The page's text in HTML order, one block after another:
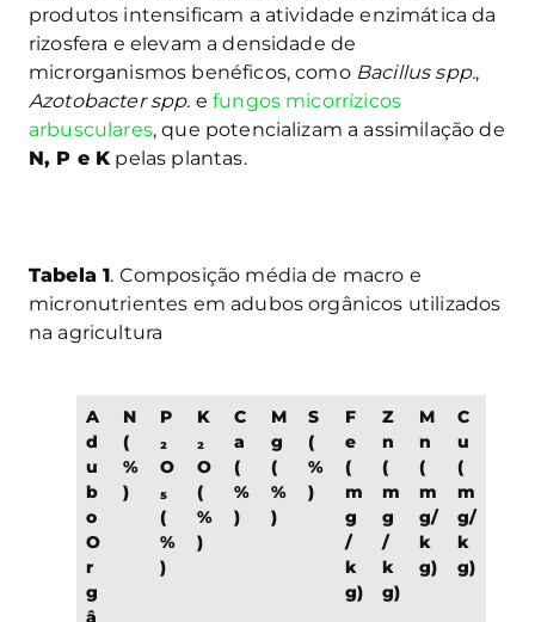
produtos intensificam a atividade enzimática da
rizosfera e elevam a densidade de
microrganismos benéficos, como Bacillus spp.,
Azotobacter spp. efungos micorrízicos
arbusculares, que potencializam a assimilação de
N, P e K pelas plantas.
Tabela 1. Composição média de macro e
micronutrientes em adubos orgânicos utilizados
na agricultura
A
d
u
b
o
O
r
g
N
(
%
)
P
₂
O
₅
(
%
)
K
₂
O
(
%
)
C
a
(
%
)
M
g
(
%
)
S
(
%
)
F
e
(
m
g
/
k
g)
Z
n
(
m
g
/
k
g)
M
n
(
m
g/
k
g)
C
u
(
m
g/
k
g)